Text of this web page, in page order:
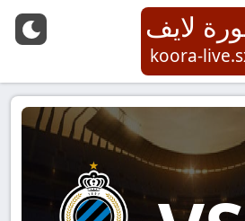
لايف
koora-